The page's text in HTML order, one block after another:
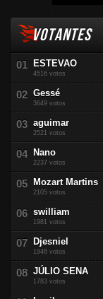
VOTANTES
ESTEVAO
4516 votos
Gessé
3649 votos
aguimar
2521 votos
Nano
2237 votos
Mozart Martins
2105 votos
swilliam
1981 votos
Djesniel
1946 votos
JÚLIO SENA
1783 votos